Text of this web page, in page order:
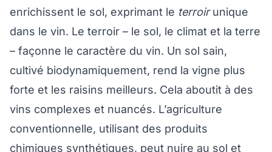
enrichissent le sol, exprimant le terroirunique
dans le vin. Le terroir – le sol, le climat et la terre
– façonne le caractère du vin. Un sol sain,
cultivé biodynamiquement, rend la vigne plus
forte et les raisins meilleurs. Cela aboutit à des
vins complexes et nuancés. L’agriculture
conventionnelle, utilisant des produits
chimiques synthétiques, peut nuire au sol et